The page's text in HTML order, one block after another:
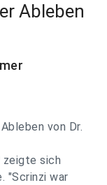
Ableben
von Dr.
zeigte sich
"Scrinzi war